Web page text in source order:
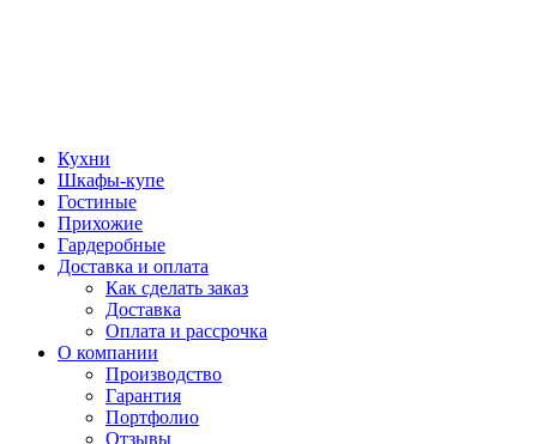
Кухни
Шкафы-купе
Гостиные
Прихожие
Гардеробные
Доставка и оплата
Как сделать заказ
Доставка
Оплата и рассрочка
О компании
Производство
Гарантия
Портфолио
Отзывы